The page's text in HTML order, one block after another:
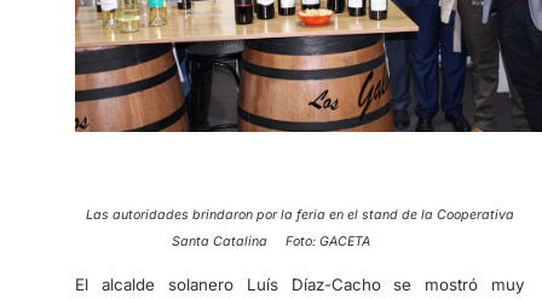
Las autoridades brindaron por la feria en el stand de la Cooperativa
Santa Catalina Foto: GACETA
El alcalde solanero Luís Díaz-Cacho se mostró muy